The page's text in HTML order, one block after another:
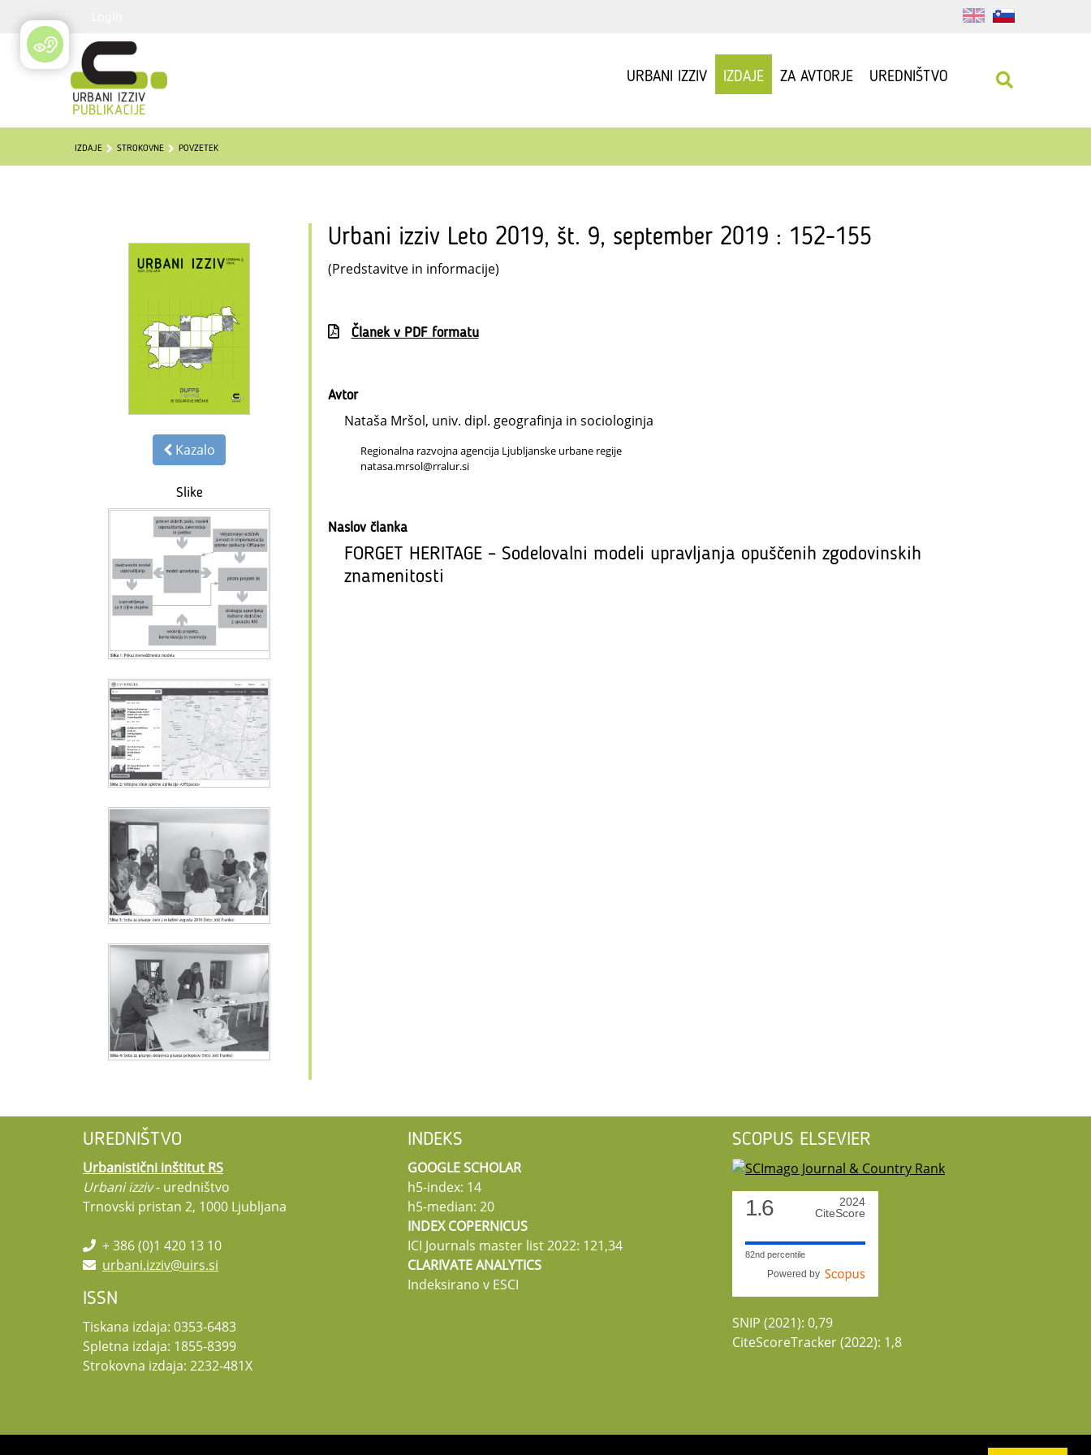
URBANI IZZIV IZDAJE ZA AVTORJE UREDNIŠTVO
IZDAJE STROKOVNE POVZETEK
Kazalo
Slike
Urbani izziv Leto 2019, št. 9, september 2019 : 152-155
(Predstavitve in informacije)
Članek v PDF formatu
Avtor
Nataša Mršol, univ. dipl. geografinja in sociologinja
Regionalna razvojna agencija Ljubljanske urbane regije
natasa.mrsol@rralur.si
Naslov članka
FORGET HERITAGE – Sodelovalni modeli upravljanja opuščenih zgodovinskih
znamenitosti
UREDNIŠTVO
Urbanistični inštitut RS
Urbani izziv- uredništvo
Trnovski pristan 2, 1000 Ljubljana
+ 386 (0)1 420 13 10
urbani.izziv@uirs.si
ISSN
Tiskana izdaja: 0353-6483
Spletna izdaja: 1855-8399
Strokovna izdaja: 2232-481X
INDEKS
GOOGLE SCHOLAR
h5-index: 14
h5-median: 20
INDEX COPERNICUS
ICI Journals master list 2022: 121,34
CLARIVATE ANALYTICS
Indeksirano v ESCI
SCOPUS ELSEVIER
1.6
2024
CiteScore
82nd percentile
Powered by
SNIP (2021): 0,79
CiteScoreTracker (2022): 1,8